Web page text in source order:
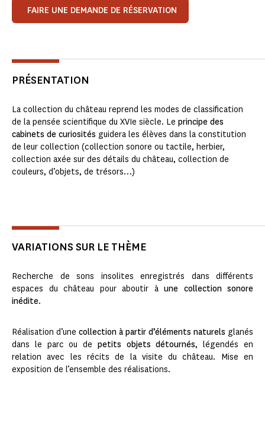
FAIRE UNE DEMANDE DE RÉSERVATION
PRÉSENTATION
La collection du château reprend les modes de classification
de la pensée scientifique du XVIe siècle. Le principe des
cabinets de curiosités guidera les élèves dans la constitution
de leur collection (collection sonore ou tactile, herbier,
collection axée sur des détails du château, collection de
couleurs, d’objets, de trésors…)
VARIATIONS SUR LE THÈME
Recherche de sons insolites enregistrés dans différents
espaces du château pour aboutir à une collection sonore
inédite.
Réalisation d’une collection à partir d’éléments naturels glanés
dans le parc ou de petits objets détournés, légendés en
relation avec les récits de la visite du château. Mise en
exposition de l’ensemble des réalisations.